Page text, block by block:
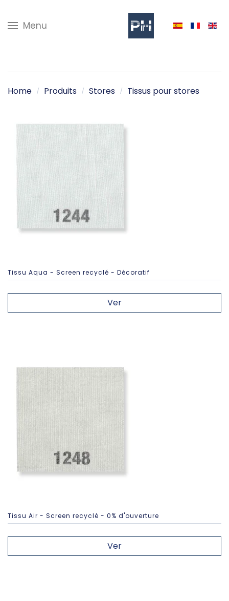
Menu
Home Produits Stores Tissus pour stores
Tissu Aqua - Screen recyclé - Décoratif
Ver
Tissu Air - Screen recyclé - 0% d'ouverture
Ver